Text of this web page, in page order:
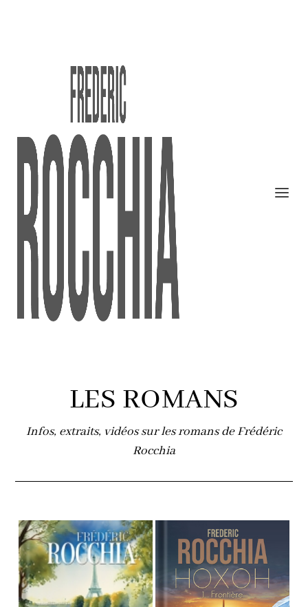
LES ROMANS
Infos, extraits, vidéos sur les romans de Frédéric
Rocchia